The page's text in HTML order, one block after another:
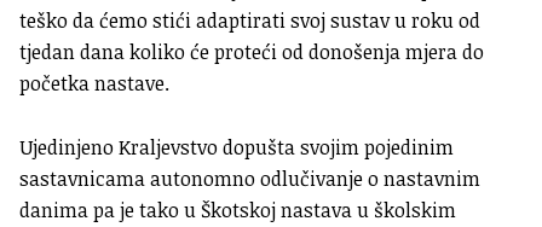
teško da ćemo stići adaptirati svoj sustav u roku od
tjedan dana koliko će proteći od donošenja mjera do
početka nastave.
Ujedinjeno Kraljevstvo dopušta svojim pojedinim
sastavnicama autonomno odlučivanje o nastavnim
danima pa je tako u Škotskoj nastava u školskim